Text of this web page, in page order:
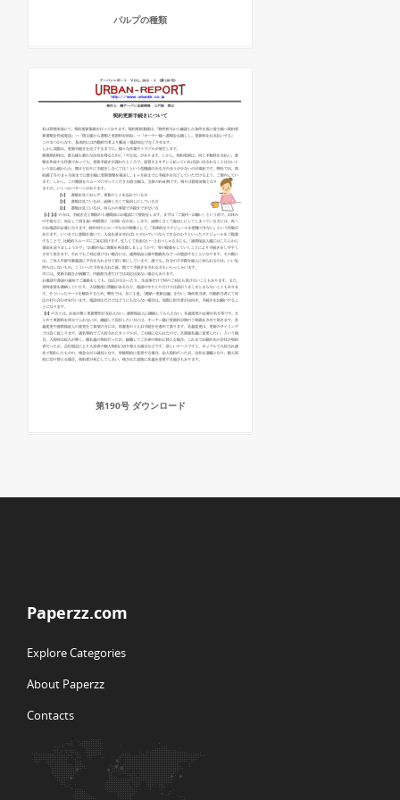
パルプの種類
第190号 ダウンロード
Paperzz.com
Explore Categories
About Paperzz
Contacts